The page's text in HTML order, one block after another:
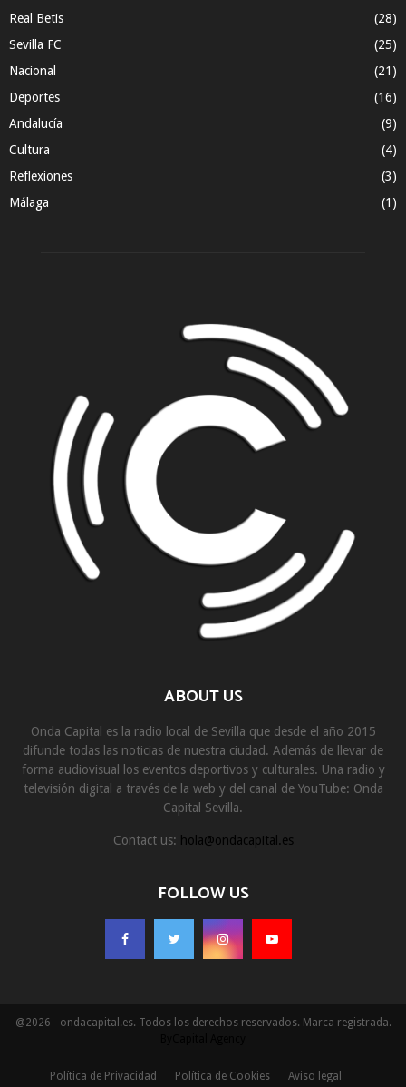
Real Betis
(28)
Sevilla FC
(25)
Nacional
(21)
Deportes
(16)
Andalucía
(9)
Cultura
(4)
Reflexiones
(3)
Málaga
(1)
ABOUT US
Onda Capital es la radio local de Sevilla que desde el año 2015
difunde todas las noticias de nuestra ciudad. Además de llevar de
forma audiovisual los eventos deportivos y culturales. Una radio y
televisión digital a través de la web y del canal de YouTube: Onda
Capital Sevilla.
Contact us: hola@ondacapital.es
FOLLOW US
@2026 - ondacapital.es. Todos los derechos reservados. Marca registrada.
Política de Privacidad Política de Cookies Aviso legal